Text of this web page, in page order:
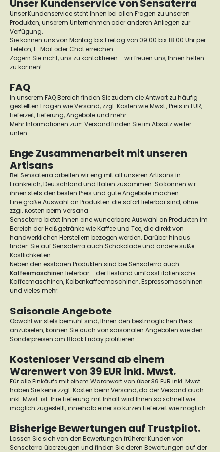
Unser Kundenservice von Sensaterra
Unser Kundenservice steht Ihnen bei allen Fragen zu unseren
Produkten, unserem Unternehmen oder anderen Anliegen zur
Verfügung.
Sie können uns von Montag bis Freitag von 09:00 bis 18:00 Uhr per
Telefon, E-Mail oder Chat erreichen.
Zögern Sie nicht, uns zu kontaktieren - wir freuen uns, Ihnen helfen
zu können!
FAQ
In unserem FAQ Bereich finden Sie zudem die Antwort zu häufig
gestellten Fragen wie Versand, zzgl. Kosten wie Mwst., Preis in EUR,
Lieferzeit, Lieferung, Angebote und mehr.
Mehr Informationen zum Versand finden Sie im Absatz weiter
unten.
Enge Zusammenarbeit mit unseren
Artisans
Bei Sensaterra arbeiten wir eng mit all unseren Artisans in
Frankreich, Deutschland und Italien zusammen. So können wir
ihnen stets den besten Preis und gute Angebote machen.
Eine große Auswahl an Produkten, die sofort lieferbar sind, ohne
zzgl. Kosten beim Versand
Sensaterra bietet Ihnen eine wunderbare Auswahl an Produkten im
Bereich der Heißgetränke wie Kaffee und Tee, die direkt von
handwerklichen Herstellern bezogen werden. Darüber hinaus
finden Sie auf Sensaterra auch Schokolade und andere süße
Köstlichkeiten.
Neben den essbaren Produkten sind bei Sensaterra auch
Kaffeemaschinen lieferbar - der Bestand umfasst italienische
Kaffeemaschinen, Kolbenkaffeemaschinen, Espressomaschinen
und vieles mehr.
Saisonale Angebote
Obwohl wir stets bemüht sind, Ihnen den bestmöglichen Preis
anzubieten, können Sie auch von saisonalen Angeboten wie den
Sonderpreisen am Black Friday profitieren.
Kostenloser Versand ab einem
Warenwert von 39 EUR inkl. Mwst.
Für alle Einkäufe mit einem Warenwert von über 39 EUR inkl. Mwst.
haben Sie keine zzgl. Kosten beim Versand, da der Versand auch
inkl. Mwst. ist. Ihre Lieferung mit Inhalt wird Ihnen so schnell wie
möglich zugestellt, innerhalb einer so kurzen Lieferzeit wie möglich.
Bisherige Bewertungen auf Trustpilot.
Lassen Sie sich von den Bewertungen früherer Kunden von
Sensaterra überzeugen und finden Sie deren Bewertungen auf der